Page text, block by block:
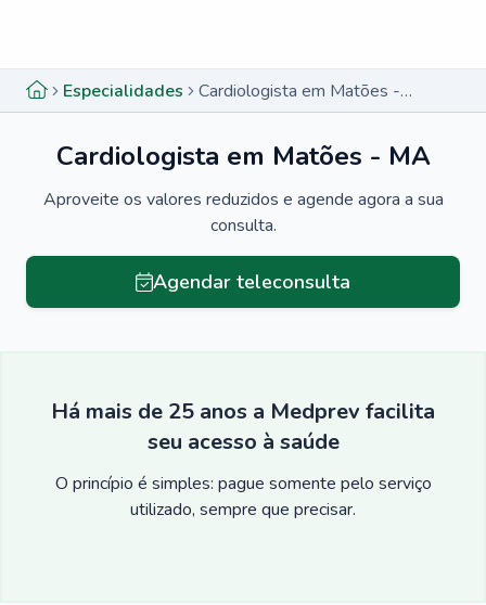
Especialidades Cardiologista em Matões - MA
Cardiologista em Matões - MA
Aproveite os valores reduzidos e agende agora a sua
consulta.
Agendar teleconsulta
Há mais de 25 anos a Medprev facilita
seu acesso à saúde
O princípio é simples: pague somente pelo serviço
utilizado, sempre que precisar.